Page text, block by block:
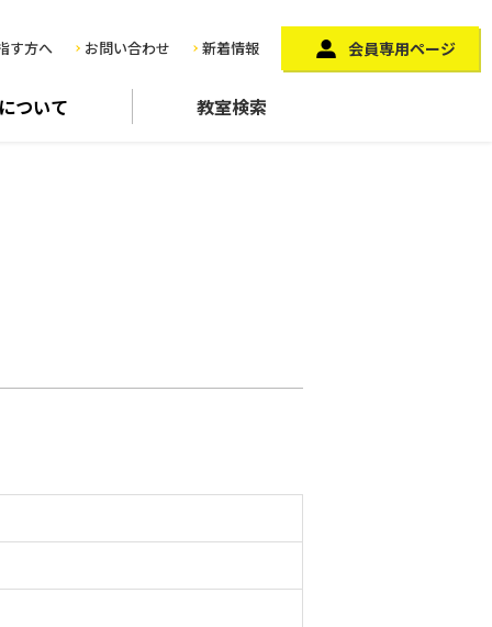
す方へ お問い合わせ 新着情報 会員専用ページ
ついて 教室検索